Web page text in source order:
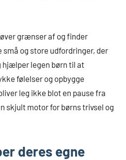
grænser af og finder
små og store udfordringer, der
hjælper legen børn til at
følelser og opbygge
leg ikke blot en pause fra
skjult motor for børns trivsel og
deres egne